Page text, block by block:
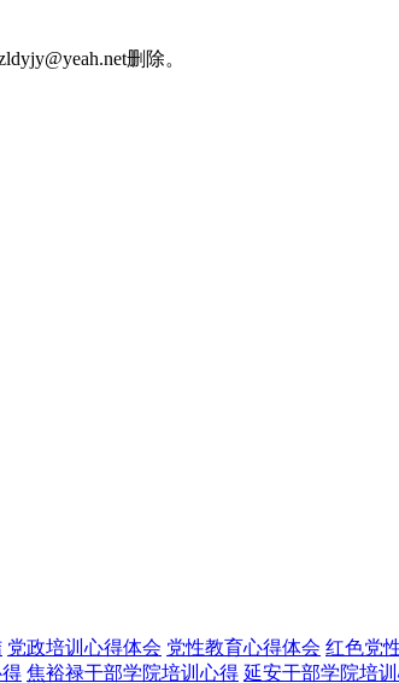
删除。
党政培训心得体会 党性教育心得体会 红色党
焦裕禄干部学院培训心得 延安干部学院培